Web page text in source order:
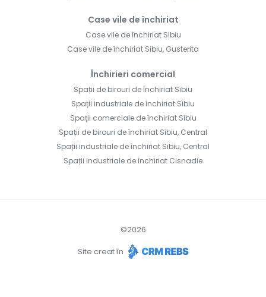
Case vile de închiriat
Case vile de închiriat Sibiu
Case vile de închiriat Sibiu, Gusterita
Închirieri comercial
Spații de birouri de închiriat Sibiu
Spații industriale de închiriat Sibiu
Spații comerciale de închiriat Sibiu
Spații de birouri de închiriat Sibiu, Central
Spații industriale de închiriat Sibiu, Central
Spații industriale de închiriat Cisnadie
©2026
Site creat în